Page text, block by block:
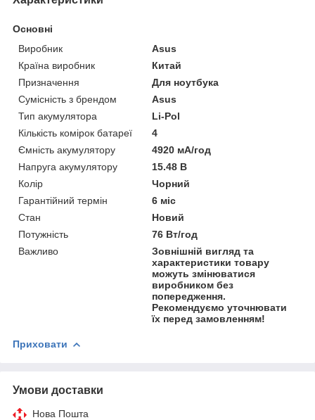
Основні
Виробник
Asus
Країна виробник
Китай
Призначення
Для ноутбука
Сумісність з брендом
Asus
Тип акумулятора
Li-Pol
Кількість комірок батареї
4
Ємність акумулятору
4920 мА/год
Напруга акумулятору
15.48 В
Колір
Чорний
Гарантійний термін
6 міс
Стан
Новий
Потужність
76 Вт/год
Важливо
Зовнішній вигляд та
характеристики товару
можуть змінюватися
виробником без
попередження.
Рекомендуємо уточнювати
їх перед замовленням!
Приховати
Умови доставки
Нова Пошта